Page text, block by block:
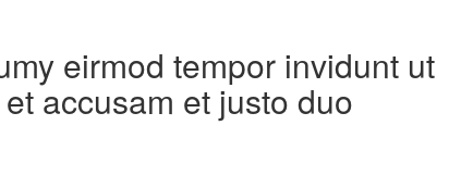
eirmod tempor invidunt ut
accusam et justo duo